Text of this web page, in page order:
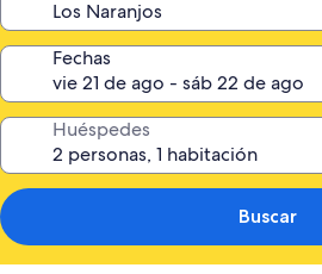
Fechas
Huéspedes
Buscar